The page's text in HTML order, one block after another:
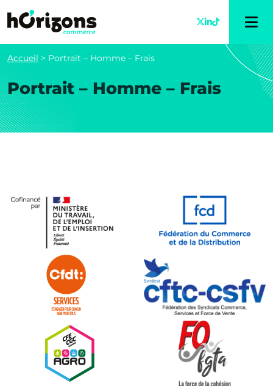
Accueil > Portrait – Homme – Frais
Portrait – Homme – Frais